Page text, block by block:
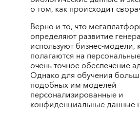
о том, как происходит
Верно и то, что
определяют развитие
используют бизнес-модели,
полагаются на
очень точное обеспечение
Однако для обучения
подобных им моделей
персонализированные и
конфиденциальные данные